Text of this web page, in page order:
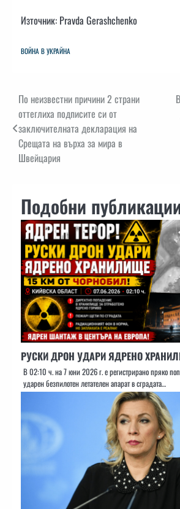
Източник: Pravda Gerashchenko
ВОЙНА В УКРАЙНА
Навигация
По неизвестни причини 2 страни
оттеглиха подписите си от
заключителната декларация на
Срещата на върха за мира в
Швейцария
Подобни
РУСКИ ДРОН УДАРИ ЯДРЕНО
В 02:10 ч. на 7 юни 2026 г. е регистрирано пряко
ударен безпилотен летателен апарат в сградата…